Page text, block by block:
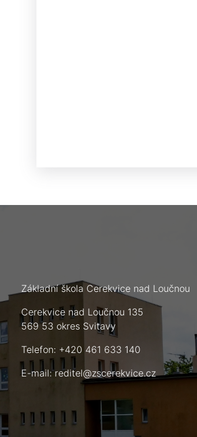
Základní škola Cerekvice nad Loučnou
Cerekvice nad Loučnou 135
569 53 okres Svitavy
Telefon: +420 461 633 140
E-mail:reditel@zscerekvice.cz